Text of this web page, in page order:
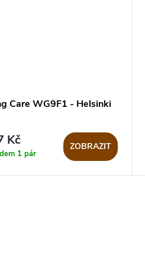
Care WG9F1 - Helsinki
Kč
1 pár
ZOBRAZIT